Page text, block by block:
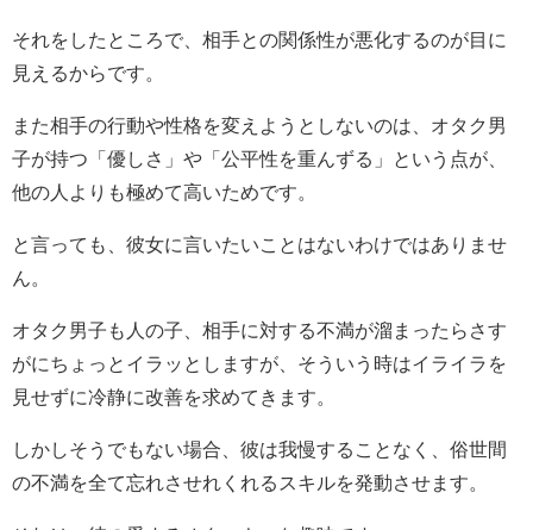
それをしたところで、相手との関係性が悪化するのが目に
見えるからです。
また相手の行動や性格を変えようとしないのは、オタク男
子が持つ「優しさ」や「公平性を重んずる」という点が、
他の人よりも極めて高いためです。
と言っても、彼女に言いたいことはないわけではありませ
ん。
オタク男子も人の子、相手に対する不満が溜まったらさす
がにちょっとイラッとしますが、そういう時はイライラを
見せずに冷静に改善を求めてきます。
しかしそうでもない場合、彼は我慢することなく、俗世間
の不満を全て忘れさせれくれるスキルを発動させます。